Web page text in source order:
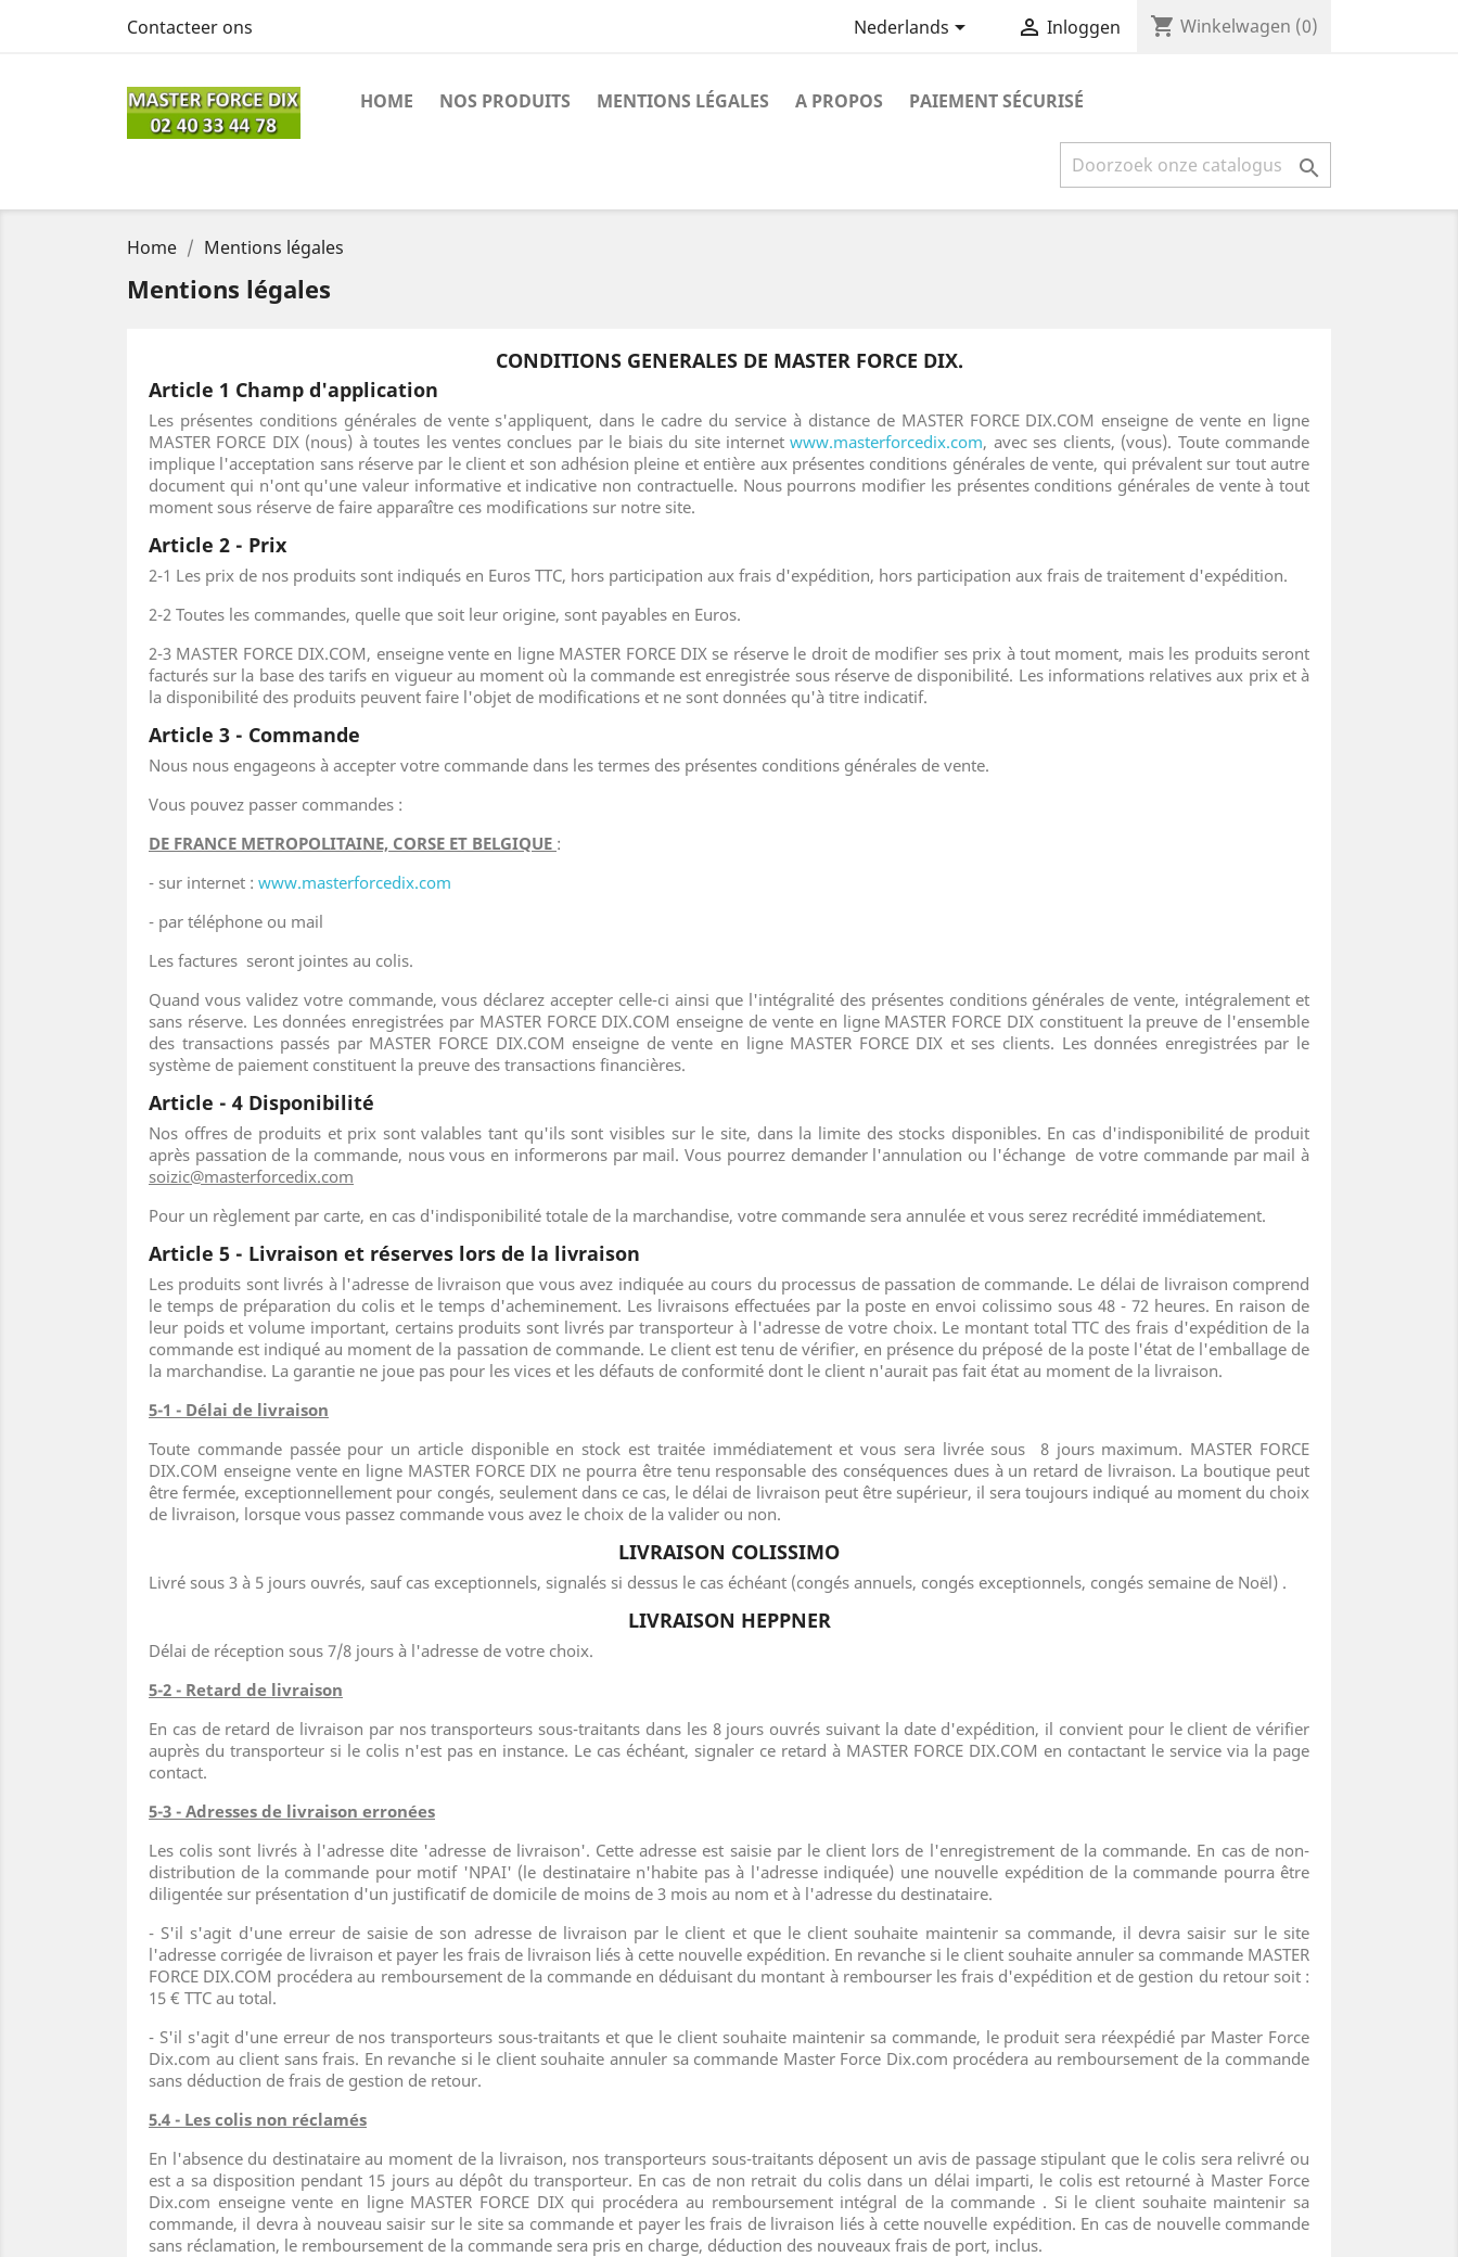
Contacteer ons Nederlands  Inloggen shopping_cart Winkelwagen (0)
HOME NOS PRODUITS MENTIONS LÉGALES A PROPOS PAIEMENT SÉCURISÉ

Home Mentions légales
Mentions légales
CONDITIONS GENERALES DE MASTER FORCE DIX.
Article 1 Champ d'application
Les présentes conditions générales de vente s'appliquent, dans le cadre du service à distance de MASTER FORCE DIX.COM enseigne de vente en ligne
MASTER FORCE DIX (nous) à toutes les ventes conclues par le biais du site internetwww.masterforcedix.com, avec ses clients, (vous). Toute commande
implique l'acceptation sans réserve par le client et son adhésion pleine et entière aux présentes conditions générales de vente, qui prévalent sur tout autre
document qui n'ont qu'une valeur informative et indicative non contractuelle. Nous pourrons modifier les présentes conditions générales de vente à tout
moment sous réserve de faire apparaître ces modifications sur notre site.
Article 2 - Prix
2-1 Les prix de nos produits sont indiqués en Euros TTC, hors participation aux frais d'expédition, hors participation aux frais de traitement d'expédition.
2-2 Toutes les commandes, quelle que soit leur origine, sont payables en Euros.
2-3 MASTER FORCE DIX.COM, enseigne vente en ligne MASTER FORCE DIX se réserve le droit de modifier ses prix à tout moment, mais les produits seront
facturés sur la base des tarifs en vigueur au moment où la commande est enregistrée sous réserve de disponibilité. Les informations relatives aux prix et à
la disponibilité des produits peuvent faire l'objet de modifications et ne sont données qu'à titre indicatif.
Article 3 - Commande
Nous nous engageons à accepter votre commande dans les termes des présentes conditions générales de vente.
Vous pouvez passer commandes :
DE FRANCE METROPOLITAINE, CORSE ET BELGIQUE :
- sur internet : www.masterforcedix.com
- par téléphone ou mail
Les factures seront jointes au colis.
Quand vous validez votre commande, vous déclarez accepter celle-ci ainsi que l'intégralité des présentes conditions générales de vente, intégralement et
sans réserve. Les données enregistrées par MASTER FORCE DIX.COM enseigne de vente en ligne MASTER FORCE DIX constituent la preuve de l'ensemble
des transactions passés par MASTER FORCE DIX.COM enseigne de vente en ligne MASTER FORCE DIX et ses clients. Les données enregistrées par le
système de paiement constituent la preuve des transactions financières.
Article - 4 Disponibilité
Nos offres de produits et prix sont valables tant qu'ils sont visibles sur le site, dans la limite des stocks disponibles. En cas d'indisponibilité de produit
après passation de la commande, nous vous en informerons par mail. Vous pourrez demander l'annulation ou l'échange de votre commande par mail à
soizic@masterforcedix.com
Pour un règlement par carte, en cas d'indisponibilité totale de la marchandise, votre commande sera annulée et vous serez recrédité immédiatement.
Article 5 - Livraison et réserves lors de la livraison
Les produits sont livrés à l'adresse de livraison que vous avez indiquée au cours du processus de passation de commande. Le délai de livraison comprend
le temps de préparation du colis et le temps d'acheminement. Les livraisons effectuées par la poste en envoi colissimo sous 48 - 72 heures. En raison de
leur poids et volume important, certains produits sont livrés par transporteur à l'adresse de votre choix. Le montant total TTC des frais d'expédition de la
commande est indiqué au moment de la passation de commande. Le client est tenu de vérifier, en présence du préposé de la poste l'état de l'emballage de
la marchandise. La garantie ne joue pas pour les vices et les défauts de conformité dont le client n'aurait pas fait état au moment de la livraison.
5-1 - Délai de livraison
Toute commande passée pour un article disponible en stock est traitée immédiatement et vous sera livrée sous 8 jours maximum. MASTER FORCE
DIX.COM enseigne vente en ligne MASTER FORCE DIX ne pourra être tenu responsable des conséquences dues à un retard de livraison. La boutique peut
être fermée, exceptionnellement pour congés, seulement dans ce cas, le délai de livraison peut être supérieur, il sera toujours indiqué au moment du choix
de livraison, lorsque vous passez commande vous avez le choix de la valider ou non.
LIVRAISON COLISSIMO
Livré sous 3 à 5 jours ouvrés, sauf cas exceptionnels, signalés si dessus le cas échéant (congés annuels, congés exceptionnels, congés semaine de Noël) .
LIVRAISON HEPPNER
Délai de réception sous 7/8 jours à l'adresse de votre choix.
5-2 - Retard de livraison
En cas de retard de livraison par nos transporteurs sous-traitants dans les 8 jours ouvrés suivant la date d'expédition, il convient pour le client de vérifier
auprès du transporteur si le colis n'est pas en instance. Le cas échéant, signaler ce retard à MASTER FORCE DIX.COM en contactant le service via la page
contact.
5-3 - Adresses de livraison erronées
Les colis sont livrés à l'adresse dite 'adresse de livraison'. Cette adresse est saisie par le client lors de l'enregistrement de la commande. En cas de non-
distribution de la commande pour motif 'NPAI' (le destinataire n'habite pas à l'adresse indiquée) une nouvelle expédition de la commande pourra être
diligentée sur présentation d'un justificatif de domicile de moins de 3 mois au nom et à l'adresse du destinataire.
- S'il s'agit d'une erreur de saisie de son adresse de livraison par le client et que le client souhaite maintenir sa commande, il devra saisir sur le site
l'adresse corrigée de livraison et payer les frais de livraison liés à cette nouvelle expédition. En revanche si le client souhaite annuler sa commande MASTER
FORCE DIX.COM procédera au remboursement de la commande en déduisant du montant à rembourser les frais d'expédition et de gestion du retour soit :
15 € TTC au total.
- S'il s'agit d'une erreur de nos transporteurs sous-traitants et que le client souhaite maintenir sa commande, le produit sera réexpédié par Master Force
Dix.com au client sans frais. En revanche si le client souhaite annuler sa commande Master Force Dix.com procédera au remboursement de la commande
sans déduction de frais de gestion de retour.
5.4 - Les colis non réclamés
En l'absence du destinataire au moment de la livraison, nos transporteurs sous-traitants déposent un avis de passage stipulant que le colis sera relivré ou
est a sa disposition pendant 15 jours au dépôt du transporteur. En cas de non retrait du colis dans un délai imparti, le colis est retourné à Master Force
Dix.com enseigne vente en ligne MASTER FORCE DIX qui procédera au remboursement intégral de la commande . Si le client souhaite maintenir sa
commande, il devra à nouveau saisir sur le site sa commande et payer les frais de livraison liés à cette nouvelle expédition. En cas de nouvelle commande
sans réclamation, le remboursement de la commande sera pris en charge, déduction des nouveaux frais de port, inclus.